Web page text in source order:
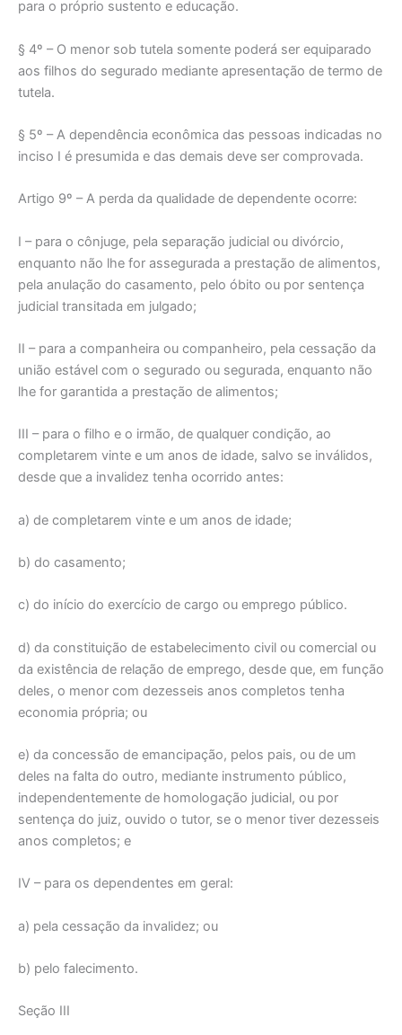
para o próprio sustento e educação.
§ 4º – O menor sob tutela somente poderá ser equiparado
aos filhos do segurado mediante apresentação de termo de
tutela.
§ 5º – A dependência econômica das pessoas indicadas no
inciso I é presumida e das demais deve ser comprovada.
Artigo 9º – A perda da qualidade de dependente ocorre:
I – para o cônjuge, pela separação judicial ou divórcio,
enquanto não lhe for assegurada a prestação de alimentos,
pela anulação do casamento, pelo óbito ou por sentença
judicial transitada em julgado;
II – para a companheira ou companheiro, pela cessação da
união estável com o segurado ou segurada, enquanto não
lhe for garantida a prestação de alimentos;
III – para o filho e o irmão, de qualquer condição, ao
completarem vinte e um anos de idade, salvo se inválidos,
desde que a invalidez tenha ocorrido antes:
a) de completarem vinte e um anos de idade;
b) do casamento;
c) do início do exercício de cargo ou emprego público.
d) da constituição de estabelecimento civil ou comercial ou
da existência de relação de emprego, desde que, em função
deles, o menor com dezesseis anos completos tenha
economia própria; ou
e) da concessão de emancipação, pelos pais, ou de um
deles na falta do outro, mediante instrumento público,
independentemente de homologação judicial, ou por
sentença do juiz, ouvido o tutor, se o menor tiver dezesseis
anos completos; e
IV – para os dependentes em geral:
a) pela cessação da invalidez; ou
b) pelo falecimento.
Seção III